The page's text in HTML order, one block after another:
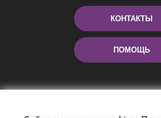
КОНТАКТЫ
ПОМОЩЬ